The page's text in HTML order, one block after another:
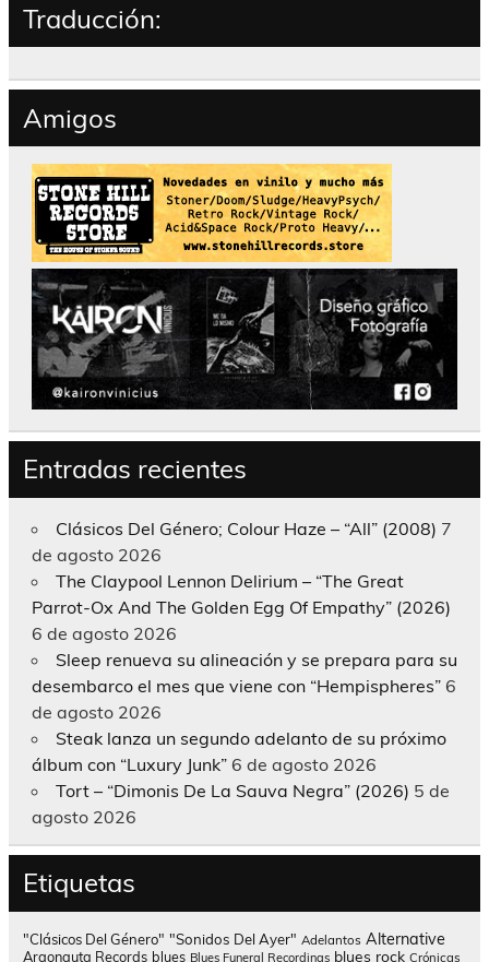
Traducción:
Amigos
Entradas recientes
Clásicos Del Género; Colour Haze – “All” (2008) 7
de agosto 2026
The Claypool Lennon Delirium – “The Great
Parrot-Ox And The Golden Egg Of Empathy” (2026)
6 de agosto 2026
Sleep renueva su alineación y se prepara para su
desembarco el mes que viene con “Hempispheres” 6
de agosto 2026
Steak lanza un segundo adelanto de su próximo
álbum con “Luxury Junk” 6 de agosto 2026
Tort – “Dimonis De La Sauva Negra” (2026) 5 de
agosto 2026
Etiquetas
"Clásicos Del Género" "Sonidos Del Ayer" Adelantos Alternative
Argonauta Records blues Blues Funeral Recordings blues rock Crónicas